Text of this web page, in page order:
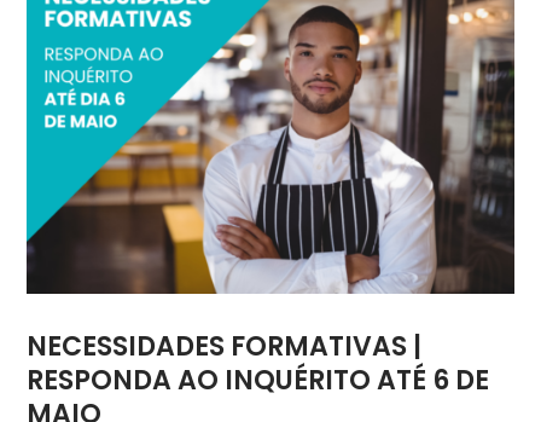
NECESSIDADES FORMATIVAS |
RESPONDA AO INQUÉRITO ATÉ 6 DE